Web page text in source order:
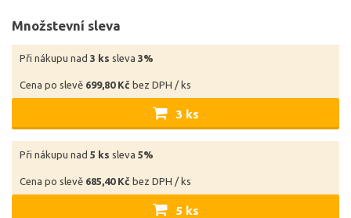
Množstevní sleva
Při nákupu nad 3 ks sleva 3%
Cena po slevě 699,80 Kč bez DPH / ks
3 ks
Při nákupu nad 5 ks sleva 5%
Cena po slevě 685,40 Kč bez DPH / ks
5 ks